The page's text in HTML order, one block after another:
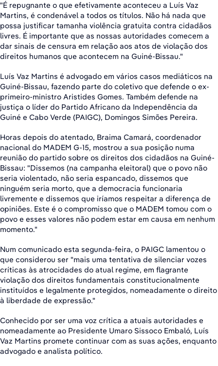
"É repugnante o que efetivamente aconteceu a Luís Vaz
Martins, é condenável a todos os títulos. Não há nada que
possa justificar tamanha violência gratuita contra cidadãos
livres. É importante que as nossas autoridades comecem a
dar sinais de censura em relação aos atos de violação dos
direitos humanos que acontecem na Guiné-Bissau."
Luís Vaz Martins é advogado em vários casos mediáticos na
Guiné-Bissau, fazendo parte do coletivo que defende o ex-
primeiro-ministro Aristides Gomes. Também defende na
justiça o líder do Partido Africano da Independência da
Guiné e Cabo Verde (PAIGC), Domingos Simões Pereira.
Horas depois do atentado, Braima Camará, coordenador
nacional do MADEM G-15, mostrou a sua posição numa
reunião do partido sobre os direitos dos cidadãos na Guiné-
Bissau: "Dissemos (na campanha eleitoral) que o povo não
seria violentado, não seria espancado, dissemos que
ninguém seria morto, que a democracia funcionaria
livremente e dissemos que iríamos respeitar a diferença de
opiniões. Este é o compromisso que o MADEM tomou com o
povo e esses valores não podem estar em causa em nenhum
momento."
Num comunicado esta segunda-feira, o PAIGC lamentou o
que considerou ser "mais uma tentativa de silenciar vozes
críticas às atrocidades do atual regime, em flagrante
violação dos direitos fundamentais constitucionalmente
instituídos e legalmente protegidos, nomeadamente o direito
à liberdade de expressão."
Conhecido por ser uma voz crítica a atuais autoridades e
nomeadamente ao Presidente Umaro Sissoco Embaló, Luís
Vaz Martins promete continuar com as suas ações, enquanto
advogado e analista político.